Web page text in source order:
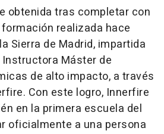
obtenida tras completar con
realizada hace
Sierra de Madrid, impartida
Instructora Máster de
de alto impacto, a través
Con este logro, Innerfire
en la primera escuela del
oficialmente a una persona